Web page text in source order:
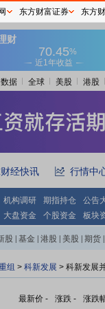
数据 全球 美股 港股
经快讯 行情中
机构调研 期指持仓
公告
大盘资金 个股资金 板块
股 基金 港股 美股 期货
组 > 科新发展 > 科新发展
最新价 - 涨跌 - 涨跌
东方财富证券 东方